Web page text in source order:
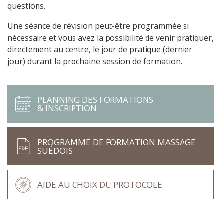
questions.
Une séance de révision peut-être programmée si
nécessaire et vous avez la possibilité de venir pratiquer,
directement au centre, le jour de pratique (dernier
jour) durant la prochaine session de formation.
PLANNING DES FORMATIONS
& INSCRIPTION
PROGRAMME DE FORMATION MASSAGE
SUÉDOIS
AIDE AU CHOIX DU PROTOCOLE